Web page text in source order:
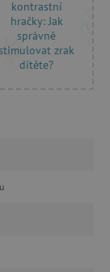
kontrastní
hračky: Jak
správně
zrak
dítěte?